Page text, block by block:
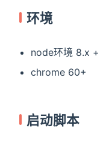
环境
node环境 8.x +
chrome 60+
启动脚本